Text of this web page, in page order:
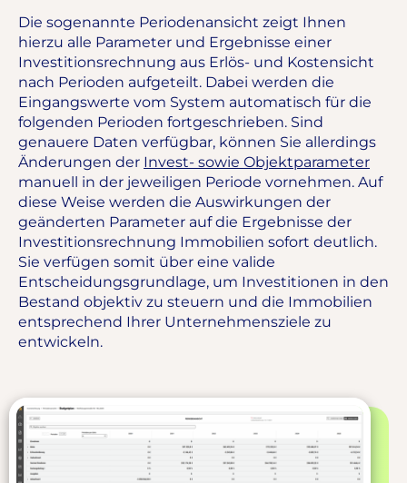
Die sogenannte Periodenansicht zeigt Ihnen
hierzu alle Parameter und Ergebnisse einer
Investitionsrechnung aus Erlös- und Kostensicht
nach Perioden aufgeteilt. Dabei werden die
Eingangswerte vom System automatisch für die
folgenden Perioden fortgeschrieben. Sind
genauere Daten verfügbar, können Sie allerdings
Änderungen der Invest- sowie Objektparameter
manuell in der jeweiligen Periode vornehmen. Auf
diese Weise werden die Auswirkungen der
geänderten Parameter auf die Ergebnisse der
Investitionsrechnung Immobilien sofort deutlich.
Sie verfügen somit über eine valide
Entscheidungsgrundlage, um Investitionen in den
Bestand objektiv zu steuern und die Immobilien
entsprechend Ihrer Unternehmensziele zu
entwickeln.